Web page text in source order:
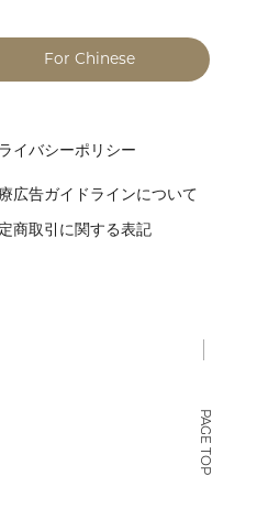
For Chinese
イバシーポリシー
広告ガイドラインについて
商取引に関する表記
PAGE TOP